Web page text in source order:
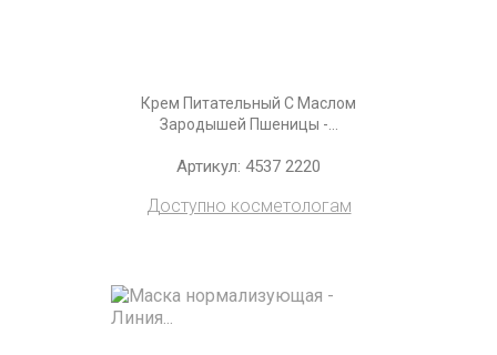
Крем Питательный С Маслом
Зародышей Пшеницы -...
Артикул: 4537 2220
Доступно косметологам